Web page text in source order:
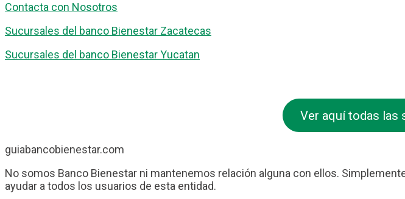
Contacta con Nosotros
Sucursales del banco Bienestar Zacatecas
Sucursales del banco Bienestar Yucatan
Ver aquí todas las
guiabancobienestar.com
No somos Banco Bienestar ni mantenemos relación alguna con ellos.
ayudar a todos los usuarios de esta entidad.